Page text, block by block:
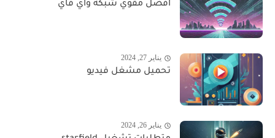
افضل مقوي شبكة واي فاي
يناير 27, 2024
تحميل مشغل فيديو
يناير 26, 2024